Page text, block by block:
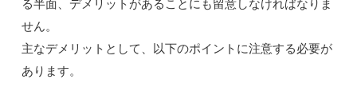
せん。
主なデメリットとして、以下のポイントに注意する必要が
あります。